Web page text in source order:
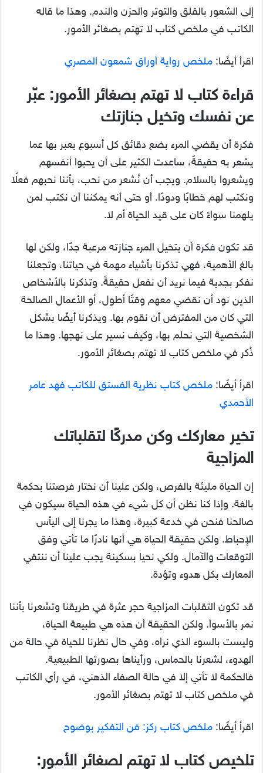
إلى الشعور بالقلق والتوتر والحزن والندم. وهذا ما قاله
الكاتب في ملخص كتاب لا تهتم بصغائر الأمور.
اقرأ أيضًا: ملخص رواية أوراق شمعون المصري
قراءة كتاب لا تهتم بصغائر الأمور: عبّر
عن نفسك وتخيل جنازتك
فكرة أن يقضي المرء بضع دقائق كل أسبوع يعبر بها عما
يشعر به حقيقةً، ساعدت الكثير على أن يحبوا أنفسهم
ويشعروا بالسلام. ويجب أن نُشعر من نحب، بأننا نحبهم فعلًا
ونكتب لهم خطابًا ودودًا. أو حتى أنه يمكننا أن نكتب لمن
يلهمنا سواءً كان على قيد الحياة أم لا.
قد تكون فكرة أن يتخيل المرء جنازته مرعبة جدًا، ولكن لها
بالغ الأهمية، فهي تذكرنا بأشياء مهمة في حياتنا، وتجعلنا
نفكر بجدية فيما نريد أن نفعل حقيقةً. وتذكرنا بالأشخاص
الذين نود أن نقضي معهم وقتًا أطول، أو الأعمال الصالحة
التي كان من المفترض أن نقوم بها. ويذكرنا أيضًا بشكل
الشخصية التي نحلم بها، وكيف نسير على نهجها. وهذا ما
ذُكر في ملخص كتاب لا تهتم بصغائر الأمور.
اقرأ أيضًا: ملخص كتاب نظرية الفستق للكاتب فهد عامر
الأحمدي
تخير معاركك وكن مدركًا لتقلباتك
المزاجية
إن الحياة مليئة بالفرص، ولكن علينا أن نختار فرصتنا بحكمة
بالغة. وإذا كنا نظن أن كل شيء في هذه الحياة سيكون في
صالحنا فنحن في خدعة كبيرة، وهذا ما يجرنا إلى اليأس
الإحباط. ولكن حقيقة الحياة هي أنها نادرًا ما تأتي وفق
التوقعات والآمال. ولكي نحيا بسكينة يجب علينا أن ننتقي
المعارك بكل هدوء وتؤدة.
قد تكون التقلبات المزاجية حجر عثرة في طريقنا وتشعرنا بأننا
نمر بالأسوأ. ولكن الحقيقة أن هذه هي طبيعة الحياة،
وليست بالسوء الذي نراه، وفي حال نظرنا للحياة في حالة من
الهدوء، لشعرنا بالحماس، ورأيناها بصورتها الطبيعية.
فالحكمة لا تأتي إلا في حالة الصفاء الذهني، في رأي الكاتب
في ملخص كتاب لا تهتم بصغائر الأمور.
اقرأ أيضًا: ملخص كتاب ركز: فن التفكير بوضوح
تلخيص كتاب لا تهتم لصغائر الأمور: